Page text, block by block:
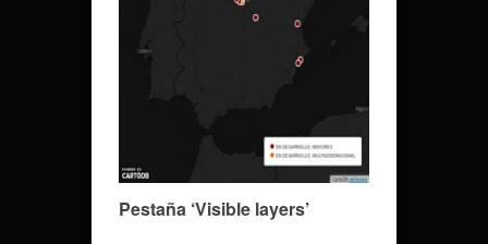
Pestaña ‘Visible layers’